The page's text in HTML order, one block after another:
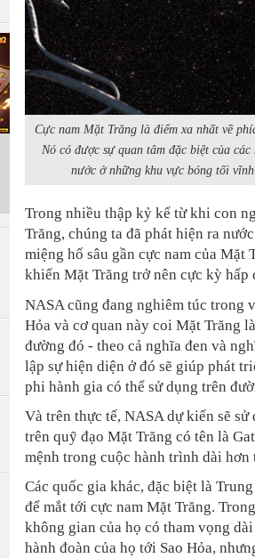
Cực nam Mặt Trăng là điểm xa nhất về
Nó có được sự quan tâm đặc biệt của
nước ở những khu vực bóng tối
Trong nhiều thập kỷ kể từ khi con
Trăng, chúng ta đã phát hiện ra
miệng hố sâu gần cực nam của Mặt
khiến Mặt Trăng trở nên cực kỳ hấp
NASA cũng đang nghiêm túc trong
Hỏa và cơ quan này coi Mặt Trăng
đường đó - theo cả nghĩa đen và
lập sự hiện diện ở đó sẽ giúp phát
phi hành gia có thể sử dụng trên
Và trên thực tế, NASA dự kiến sẽ sử
trên quỹ đạo Mặt Trăng có tên là
mệnh trong cuộc hành trình dài hơn
Các quốc gia khác, đặc biệt là
để mắt tới cực nam Mặt Trăng.
không gian của họ có tham vọng
hành đoàn của họ tới Sao Hỏa,